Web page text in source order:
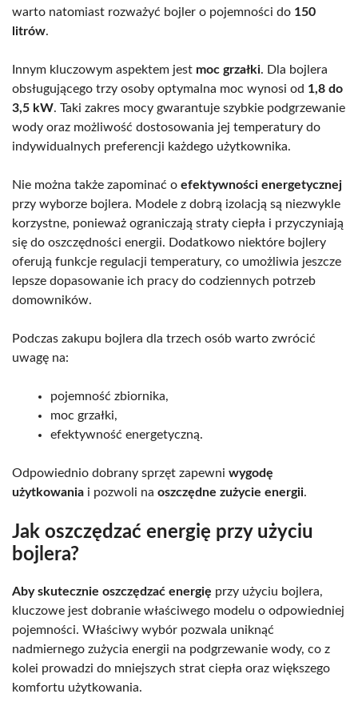
warto natomiast rozważyć bojler o pojemności do 150
litrów.
Innym kluczowym aspektem jest moc grzałki. Dla bojlera
obsługującego trzy osoby optymalna moc wynosi od 1,8 do
3,5 kW. Taki zakres mocy gwarantuje szybkie podgrzewanie
wody oraz możliwość dostosowania jej temperatury do
indywidualnych preferencji każdego użytkownika.
Nie można także zapominać o efektywności energetycznej
przy wyborze bojlera. Modele z dobrą izolacją są niezwykle
korzystne, ponieważ ograniczają straty ciepła i przyczyniają
się do oszczędności energii. Dodatkowo niektóre bojlery
oferują funkcje regulacji temperatury, co umożliwia jeszcze
lepsze dopasowanie ich pracy do codziennych potrzeb
domowników.
Podczas zakupu bojlera dla trzech osób warto zwrócić
uwagę na:
pojemność zbiornika,
moc grzałki,
efektywność energetyczną.
Odpowiednio dobrany sprzęt zapewni wygodę
użytkowania i pozwoli na oszczędne zużycie energii.
Jak oszczędzać energię przy użyciu
bojlera?
Aby skutecznie oszczędzać energię przy użyciu bojlera,
kluczowe jest dobranie właściwego modelu o odpowiedniej
pojemności. Właściwy wybór pozwala uniknąć
nadmiernego zużycia energii na podgrzewanie wody, co z
kolei prowadzi do mniejszych strat ciepła oraz większego
komfortu użytkowania.